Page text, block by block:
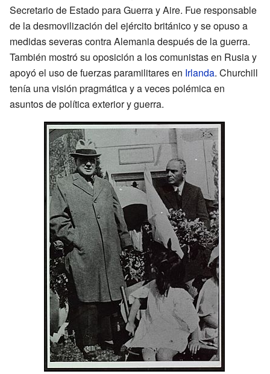
Secretario de Estado para Guerra y Aire. Fue responsable
de la desmovilización del ejército británico y se opuso a
medidas severas contra Alemania después de la guerra.
También mostró su oposición a los comunistas en Rusia y
apoyó el uso de fuerzas paramilitares en Irlanda. Churchill
tenía una visión pragmática y a veces polémica en
asuntos de política exterior y guerra.